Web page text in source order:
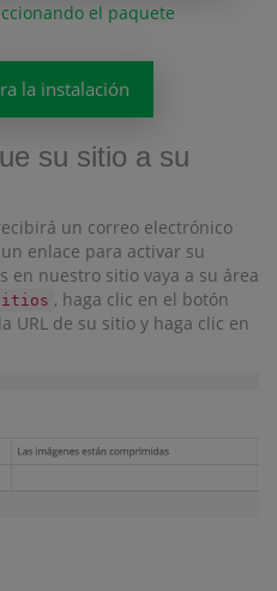
el paquete
la instalación
su sitio a su
un correo electrónico
enlace para activar su
en nuestro sitio vaya a su área
, haga clic en el botón
URL de su sitio y haga clic en